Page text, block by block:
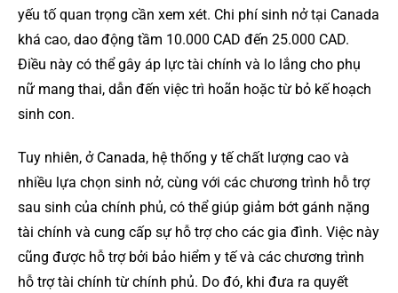
yếu tố quan trọng cần xem xét. Chi phí sinh nở tại Canada
khá cao, dao động tầm 10.000 CAD đến 25.000 CAD.
Điều này có thể gây áp lực tài chính và lo lắng cho phụ
nữ mang thai, dẫn đến việc trì hoãn hoặc từ bỏ kế hoạch
sinh con.
Tuy nhiên, ở Canada, hệ thống y tế chất lượng cao và
nhiều lựa chọn sinh nở, cùng với các chương trình hỗ trợ
sau sinh của chính phủ, có thể giúp giảm bớt gánh nặng
tài chính và cung cấp sự hỗ trợ cho các gia đình. Việc này
cũng được hỗ trợ bởi bảo hiểm y tế và các chương trình
hỗ trợ tài chính từ chính phủ. Do đó, khi đưa ra quyết